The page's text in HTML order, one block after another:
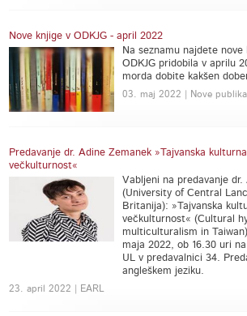
Nove knjige v ODKJG - april 2022
Na seznamu najdete
ODKJG pridobila v aprilu
morda dobite kakšen
03. maj 2022 | Nove
Predavanje dr. Adine Zemanek »Tajvanska
večkulturnost«
Vabljeni na predavanje dr.
(University of Central
Britanija): »Tajvanska
večkulturnost« (Cultural
multiculturalism in
maja 2022, ob 16.30 uri
UL v predavalnici 34.
angleškem jeziku.
23. april 2022 | EARL